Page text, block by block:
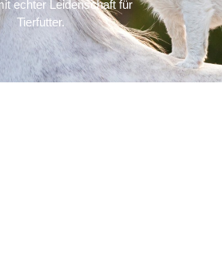
echter Leidenschaft für
Tierfutter.